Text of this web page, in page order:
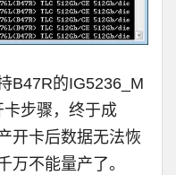
B47R的IG5236_M
步骤，终于成
开卡后数据无法恢
万不能量产了。